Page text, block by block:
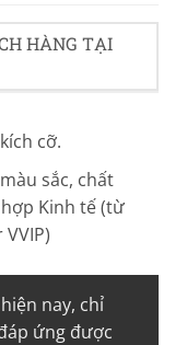
HÀNG TẠI
cỡ.
sắc, chất
Kinh tế (từ
nay, chỉ
ứng được